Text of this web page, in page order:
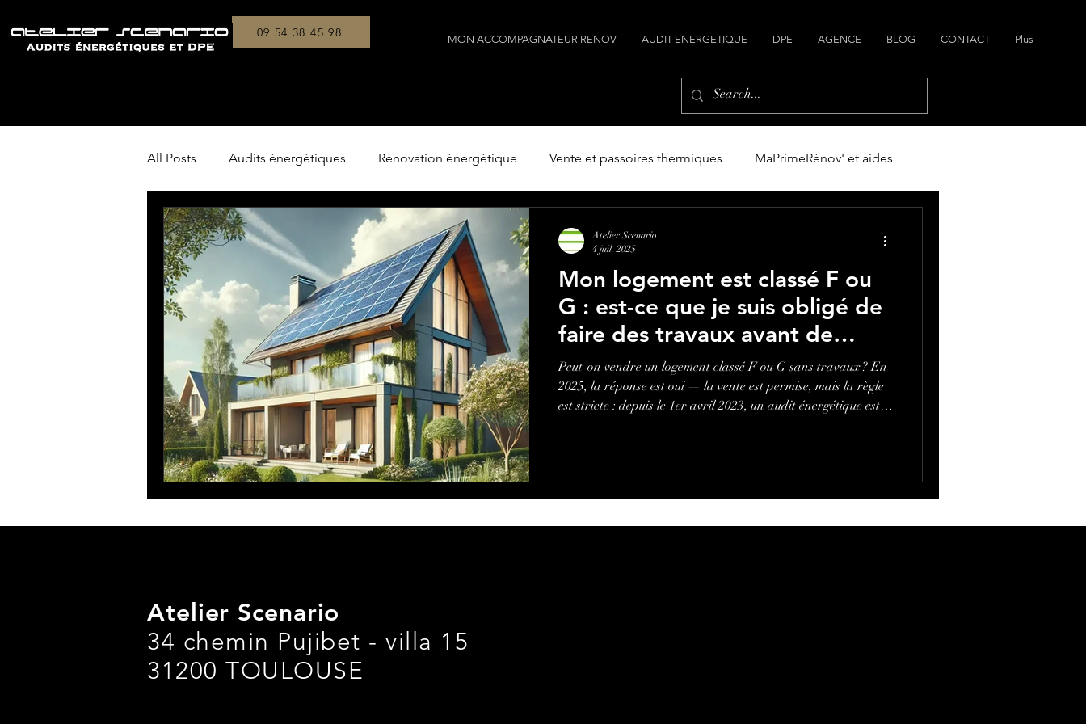
MON ACCOMPAGNATEUR RENOV AUDIT ENERGETIQUE DPE AGENCE BLOG CONTACT Plus
09 54 38 45 98
All Posts Audits énergétiques Rénovation énergétique Vente et passoires thermiques MaPrimeRénov' et aides
Copropriétés Construction Construire avec l'architecte
Mon logement est classé F ou
G : est-ce que je suis obligé de
faire des travaux avant de
vendre ?
Peut-on vendre un logement classé F ou G sans travaux ? En
2025, la réponse est oui — la vente est permise, mais la règle
est stricte : depuis le 1er avril 2023, un audit énergétique est
votre bien avant la vente
Atelier Scenario
4 juil. 2025
Atelier Scenario
34 chemin Pujibet - villa 15
31200 TOULOUSE